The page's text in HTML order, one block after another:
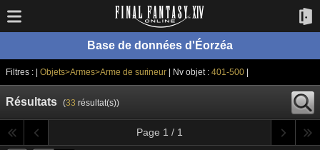
Base de données d'Éorzéa
Filtres : | Objets>Armes>Arme de surineur | Nv objet :401-500
Résultats (33 résultat(s))
Page 1 / 1